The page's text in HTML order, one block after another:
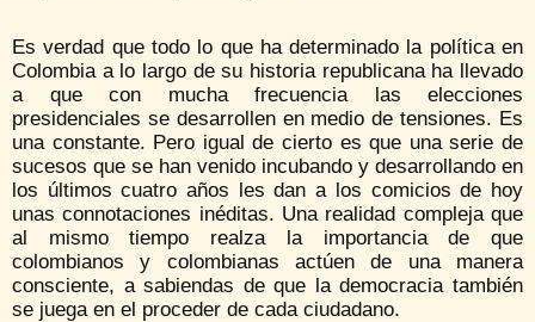
Es verdad que todo lo que ha determinado la política en
Colombia a lo largo de su historia republicana ha llevado
a que con mucha frecuencia las elecciones
presidenciales se desarrollen en medio de tensiones. Es
una constante. Pero igual de cierto es que una serie de
sucesos que se han venido incubando y desarrollando en
los últimos cuatro años les dan a los comicios de hoy
unas connotaciones inéditas. Una realidad compleja que
al mismo tiempo realza la importancia de que
colombianos y colombianas actúen de una manera
consciente, a sabiendas de que la democracia también
se juega en el proceder de cada ciudadano.